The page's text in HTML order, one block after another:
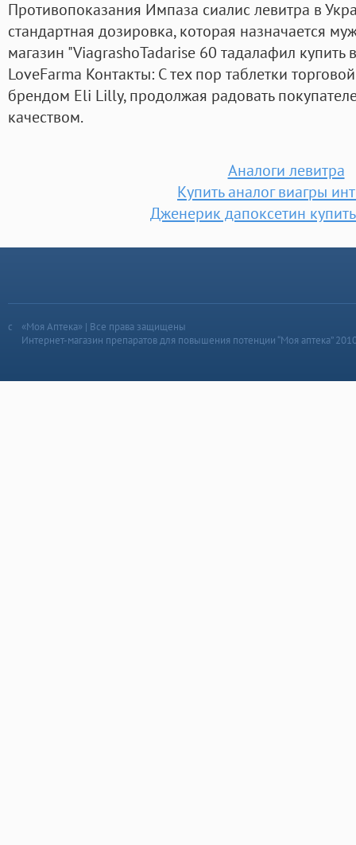
Противопоказания Импаза сиалис левитра в
стандартная дозировка, которая назначается
магазин "ViagrashoTadarise 60 тадалафил
LoveFarma Контакты: С тех пор таблетки
брендом Eli Lilly, продолжая радовать
качеством.
Аналоги левитра
Купить аналог виагры
Дженерик дапоксетин
«Моя Аптека» | Все права защищены
Интернет-магазин препаратов для повышения потенции “Моя аптека”